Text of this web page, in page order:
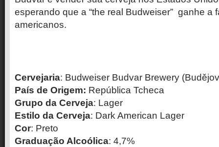
esperando que a “the real Budweiser” ganhe a
americanos.
Cervejaria: Budweiser Budvar Brewery
País de Origem: República Tcheca
Grupo da Cerveja: Lager
Estilo da Cerveja: Dark American Lager
Cor: Preto
Graduação Alcoólica: 4,7%